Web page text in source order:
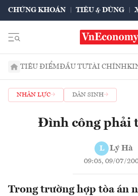
CHỨNG KHOÁN TIÊU & DÙNG
TIÊU ĐIỂMĐẦU TƯTÀI CHÍNH
NHÂN LỰC DÂN SINH
Đình công phải
L Lý Hà
09:05, 09/07/
Trong trường hợp tòa án